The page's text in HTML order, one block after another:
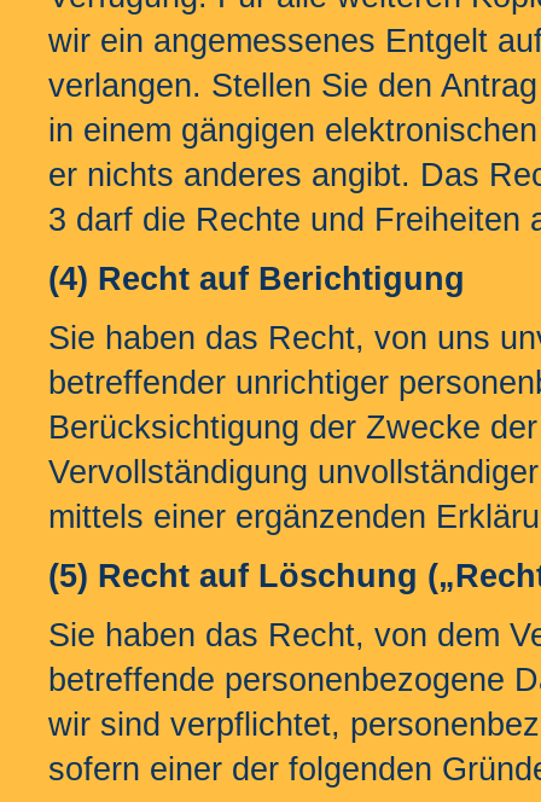
wir ein angemessenes Entgelt
verlangen. Stellen Sie den
in einem gängigen
er nichts anderes angibt. Das
3 darf die Rechte und Freiheiten
(4) Recht auf Berichtigung
Sie haben das Recht, von uns
betreffender unrichtiger
Berücksichtigung der Zwecke
Vervollständigung
mittels einer ergänzenden
(5) Recht auf Löschung
Sie haben das Recht, von dem
betreffende personenbezogene
wir sind verpflichtet,
sofern einer der folgenden